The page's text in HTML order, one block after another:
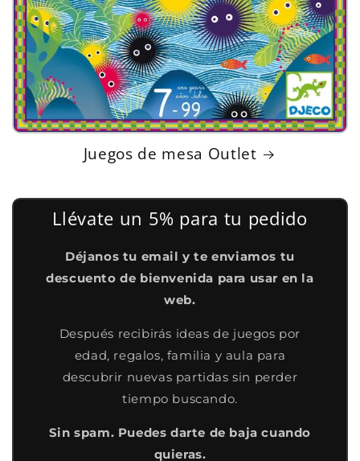
Juegos de mesa Outlet
Llévate un 5% para tu pedido
Déjanos tu email y te enviamos tu
descuento de bienvenida para usar en la
web.
Después recibirás ideas de juegos por
edad, regalos, familia y aula para
descubrir nuevas partidas sin perder
tiempo buscando.
Sin spam. Puedes darte de baja cuando
quieras.